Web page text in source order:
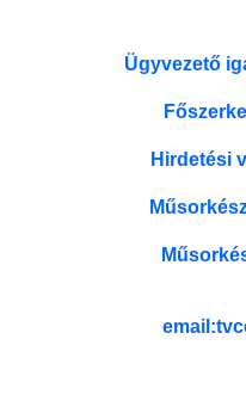
Ügyvezető
Hirdetési